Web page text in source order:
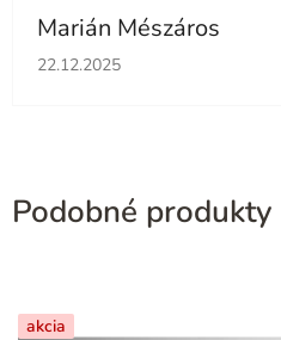
Marián Mészáros
Hodnotenie obchodu je 5 z 5
22.12.2025
Podobné produkty
akcia